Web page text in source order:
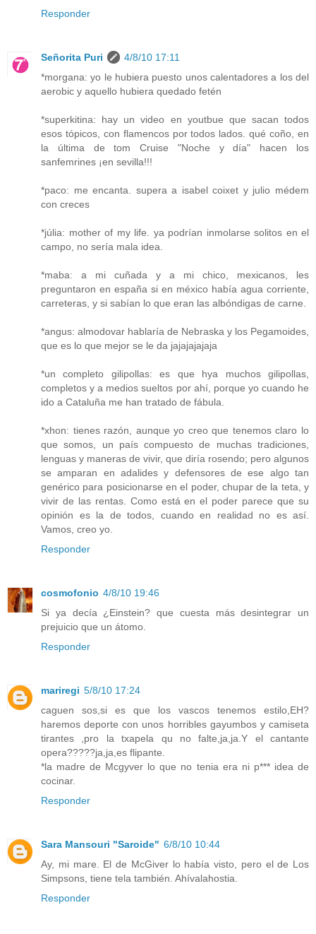
Responder
Señorita Puri
4/8/10 17:11
*morgana: yo le hubiera puesto unos calentadores a los del
aerobic y aquello hubiera quedado fetén
*superkitina: hay un video en youtbue que sacan todos
esos tópicos, con flamencos por todos lados. qué coño, en
la última de tom Cruise "Noche y día" hacen los
sanfemrines ¡en sevilla!!!
*paco: me encanta. supera a isabel coixet y julio médem
con creces
*júlia: mother of my life. ya podrían inmolarse solitos en el
campo, no sería mala idea.
*maba: a mi cuñada y a mi chico, mexicanos, les
preguntaron en españa si en méxico había agua corriente,
carreteras, y si sabían lo que eran las albóndigas de carne.
*angus: almodovar hablaría de Nebraska y los Pegamoides,
que es lo que mejor se le da jajajajajaja
*un completo gilipollas: es que hya muchos gilipollas,
completos y a medios sueltos por ahí, porque yo cuando he
ido a Cataluña me han tratado de fábula.
*xhon: tienes razón, aunque yo creo que tenemos claro lo
que somos, un país compuesto de muchas tradiciones,
lenguas y maneras de vivir, que diría rosendo; pero algunos
se amparan en adalides y defensores de ese algo tan
genérico para posicionarse en el poder, chupar de la teta, y
vivir de las rentas. Como está en el poder parece que su
opinión es la de todos, cuando en realidad no es así.
Vamos, creo yo.
Responder
cosmofonio 4/8/10 19:46
Si ya decía ¿Einstein? que cuesta más desintegrar un
prejuicio que un átomo.
Responder
mariregi 5/8/10 17:24
caguen sos,si es que los vascos tenemos estilo,EH?
haremos deporte con unos horribles gayumbos y camiseta
tirantes ,pro la txapela qu no falte,ja,ja.Y el cantante
opera?????ja,ja,es flipante.
*la madre de Mcgyver lo que no tenia era ni p*** idea de
cocinar.
Responder
Sara Mansouri "Saroide" 6/8/10 10:44
Ay, mi mare. El de McGiver lo había visto, pero el de Los
Simpsons, tiene tela también. Ahívalahostia.
Responder